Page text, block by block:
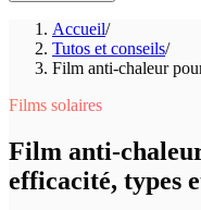
Accueil/
Tutos et conseils/
Film anti-chaleur
Films solaires
Film anti-
efficacité, types